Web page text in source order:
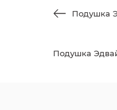
Подушка
Подушка